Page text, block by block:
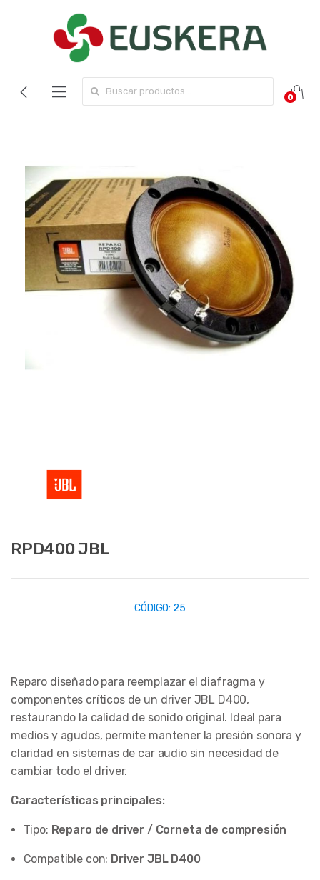
0
RPD400 JBL
CÓDIGO: 25
Reparo diseñado para reemplazar el diafragma y
componentes críticos de un driver JBL D400,
restaurando la calidad de sonido original. Ideal para
medios y agudos, permite mantener la presión sonora y
claridad en sistemas de car audio sin necesidad de
cambiar todo el driver.
Características principales:
Tipo: Reparo de driver / Corneta de compresión
Compatible con: Driver JBL D400